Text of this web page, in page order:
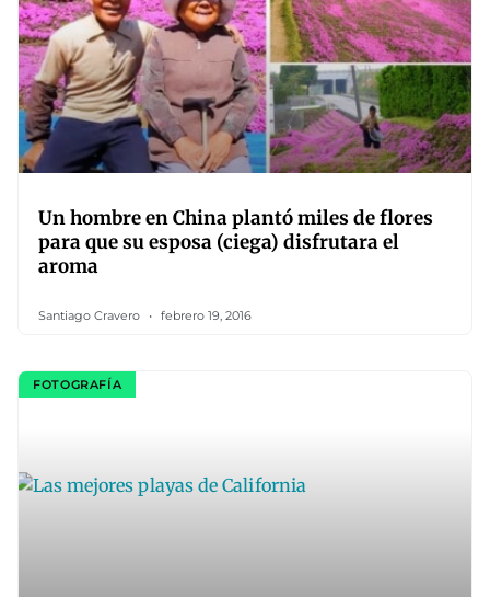
Un hombre en China plantó miles de flores
para que su esposa (ciega) disfrutara el
aroma
Santiago Cravero febrero 19, 2016
FOTOGRAFÍA